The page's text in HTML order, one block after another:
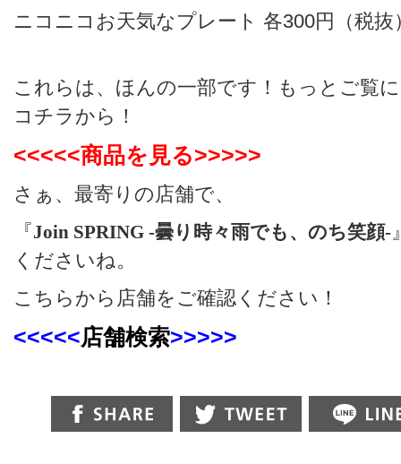
ニコニコお天気なプレート 各300円（税抜
これらは、ほんの一部です！もっとご覧
コチラから！
<<<<<商品を見る>>>>>
さぁ、最寄りの店舗で、
『Join SPRING -曇り時々雨でも、のち笑顔-
くださいね。
こちらから店舗をご確認ください！
<<<<<店舗検索>>>>>